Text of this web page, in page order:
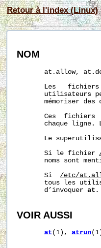
Retour à l'index (Linux)
NOM
at.allow,
Les
utilisateurs
mémoriser des
Ces  fichiers
chaque ligne.
Le
       Si le fichier
noms sont
       Si
/etc/
tous les
       d’invoquer
at .
VOIR AUSSI
at (1), atrun